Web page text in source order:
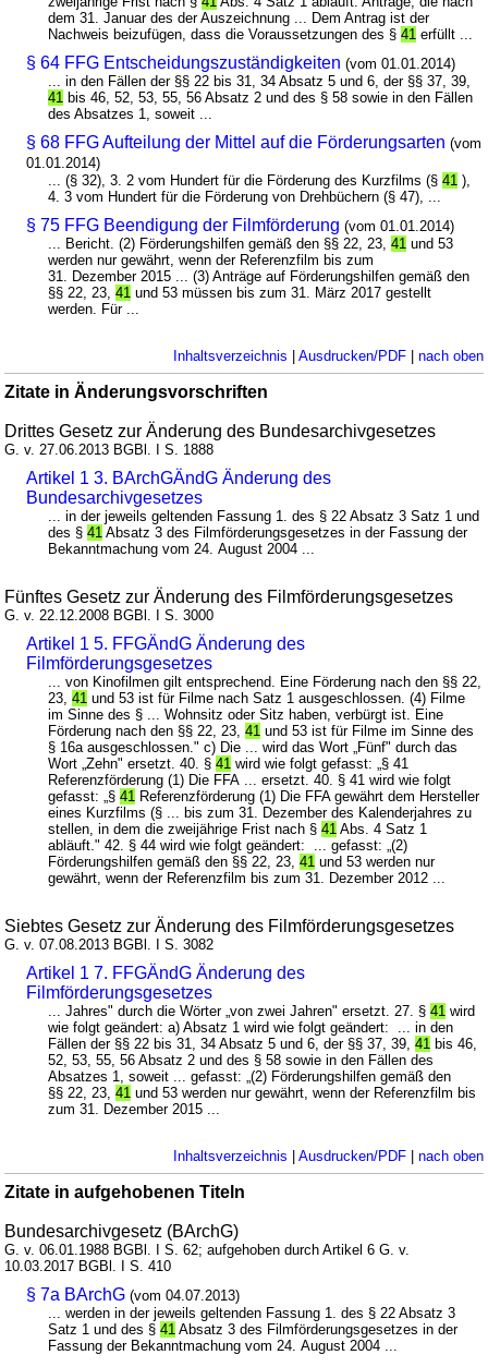
dem 31. Januar des der Auszeichnung ... Dem Antrag ist der
Nachweis beizufügen, dass die Voraussetzungen des §41 erfüllt ...
§ 64 FFG Entscheidungszuständigkeiten (vom 01.01.2014)
... in den Fällen der §§ 22 bis 31, 34 Absatz 5 und 6, der §§ 37, 39,
41 bis 46, 52, 53, 55, 56 Absatz 2 und des § 58 sowie in den Fällen
des Absatzes 1, soweit ...
§ 68 FFG Aufteilung der Mittel auf die Förderungsarten (vom
01.01.2014)
... (§ 32), 3. 2 vom Hundert für die Förderung des Kurzfilms (§41 ),
4. 3 vom Hundert für die Förderung von Drehbüchern (§ 47), ...
§ 75 FFG Beendigung der Filmförderung (vom 01.01.2014)
... Bericht. (2) Förderungshilfen gemäß den §§ 22, 23,41 und 53
werden nur gewährt, wenn der Referenzfilm bis zum
31. Dezember 2015 ... (3) Anträge auf Förderungshilfen gemäß den
§§ 22, 23,41 und 53 müssen bis zum 31. März 2017 gestellt
werden. Für ...
Inhaltsverzeichnis Ausdrucken/PDF| nach oben
Zitate in Änderungsvorschriften
Drittes Gesetz zur Änderung des Bundesarchivgesetzes
G. v. 27.06.2013 BGBl. I S. 1888
Artikel 1 3. BArchGÄndG Änderung des
Bundesarchivgesetzes
... in der jeweils geltenden Fassung 1. des § 22 Absatz 3 Satz 1 und
des §41 Absatz 3 des Filmförderungsgesetzes in der Fassung der
Bekanntmachung vom 24. August 2004 ...
Fünftes Gesetz zur Änderung des Filmförderungsgesetzes
G. v. 22.12.2008 BGBl. I S. 3000
Artikel 1 5. FFGÄndG Änderung des
Filmförderungsgesetzes
... von Kinofilmen gilt entsprechend. Eine Förderung nach den §§ 22,
23,41 und 53 ist für Filme nach Satz 1 ausgeschlossen. (4) Filme
im Sinne des § ... Wohnsitz oder Sitz haben, verbürgt ist. Eine
Förderung nach den §§ 22, 23,41 und 53 ist für Filme im Sinne des
§ 16a ausgeschlossen." c) Die ... wird das Wort „Fünf" durch das
Wort „Zehn" ersetzt. 40. §41 wird wie folgt gefasst: „§ 41
Referenzförderung (1) Die FFA ... ersetzt. 40. § 41 wird wie folgt
gefasst: „§41 Referenzförderung (1) Die FFA gewährt dem Hersteller
eines Kurzfilms (§ ... bis zum 31. Dezember des Kalenderjahres zu
stellen, in dem die zweijährige Frist nach §41 Abs. 4 Satz 1
abläuft." 42. § 44 wird wie folgt geändert: ... gefasst: „(2)
Förderungshilfen gemäß den §§ 22, 23,41 und 53 werden nur
gewährt, wenn der Referenzfilm bis zum 31. Dezember 2012 ...
Siebtes Gesetz zur Änderung des Filmförderungsgesetzes
G. v. 07.08.2013 BGBl. I S. 3082
Artikel 1 7. FFGÄndG Änderung des
Filmförderungsgesetzes
... Jahres" durch die Wörter „von zwei Jahren" ersetzt. 27. §41 wird
wie folgt geändert: a) Absatz 1 wird wie folgt geändert: ... in den
Fällen der §§ 22 bis 31, 34 Absatz 5 und 6, der §§ 37, 39,41 bis 46,
52, 53, 55, 56 Absatz 2 und des § 58 sowie in den Fällen des
Absatzes 1, soweit ... gefasst: „(2) Förderungshilfen gemäß den
§§ 22, 23,41 und 53 werden nur gewährt, wenn der Referenzfilm bis
zum 31. Dezember 2015 ...
Inhaltsverzeichnis Ausdrucken/PDF| nach oben
Zitate in aufgehobenen Titeln
Bundesarchivgesetz (BArchG)
G. v. 06.01.1988 BGBl. I S. 62; aufgehoben durch Artikel 6 G. v.
10.03.2017 BGBl. I S. 410
§ 7a BArchG (vom 04.07.2013)
... werden in der jeweils geltenden Fassung 1. des § 22 Absatz 3
Satz 1 und des §41 Absatz 3 des Filmförderungsgesetzes in der
Fassung der Bekanntmachung vom 24. August 2004 ...